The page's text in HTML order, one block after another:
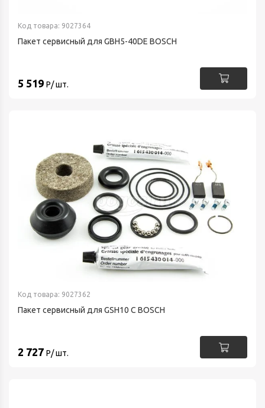
Код товара: 9027364
Пакет сервисный для GBH5-40DE BOSCH
5 519 Р/ шт.
Код товара: 9027362
Пакет сервисный для GSH10 C BOSCH
2 727 Р/ шт.